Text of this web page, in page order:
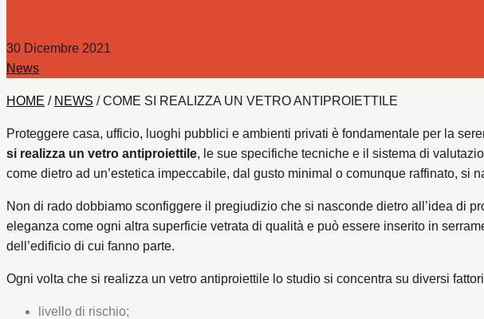
30 Dicembre 2021
News
HOME / NEWS /COME SI REALIZZA UN VETRO ANTIPROIETTILE
Proteggere casa, ufficio, luoghi pubblici e ambienti privati è fondamentale per la
si realizza un vetro antiproiettile, le sue specifiche tecniche e il sistema di
come dietro ad un’estetica impeccabile, dal gusto minimal o comunque raffinato, si
Non di rado dobbiamo sconfiggere il pregiudizio che si nasconde dietro all’idea di
eleganza come ogni altra superficie vetrata di qualità e può essere inserito in
dell’edificio di cui fanno parte.
Ogni volta che si realizza un vetro antiproiettile lo studio si concentra su diversi
livello di rischio;